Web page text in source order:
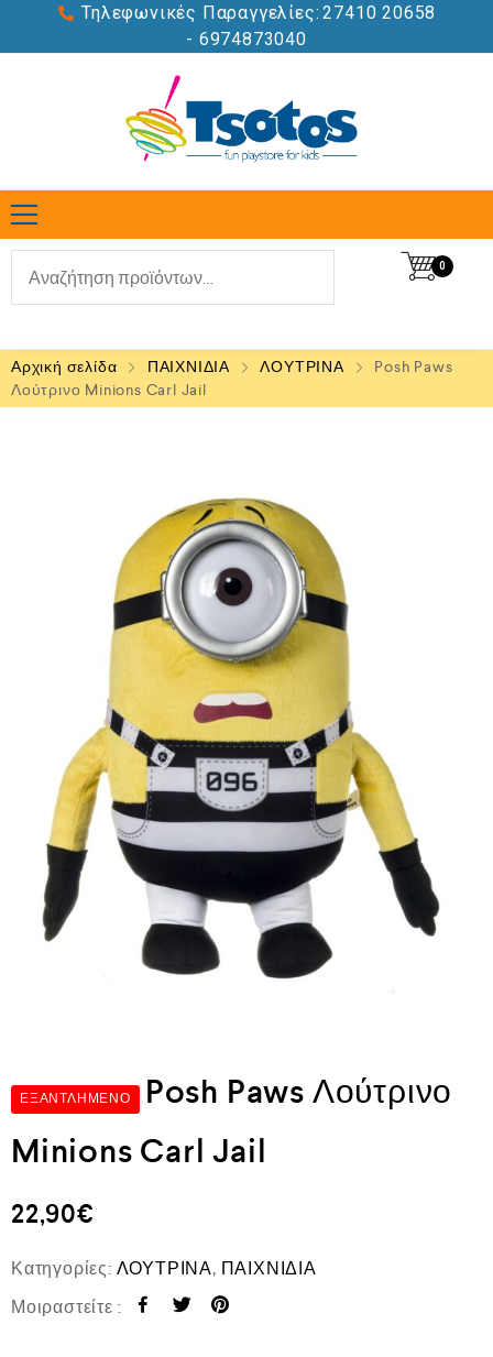
Τηλεφωνικές Παραγγελίες: 27410 20658
- 6974873040
0
Αρχική σελίδα ΠΑΙΧΝΙΔΙΑ ΛΟΥΤΡΙΝΑ
Posh Paws
Λούτρινο Minions Carl Jail
ΕΞΑΝΤΛΗΜΈΝΟ
Posh Paws Λούτρινο
Minions Carl Jail
22,90€
Κατηγορίες: ΛΟΥΤΡΙΝΑ, ΠΑΙΧΝΙΔΙΑ
Μοιραστείτε :